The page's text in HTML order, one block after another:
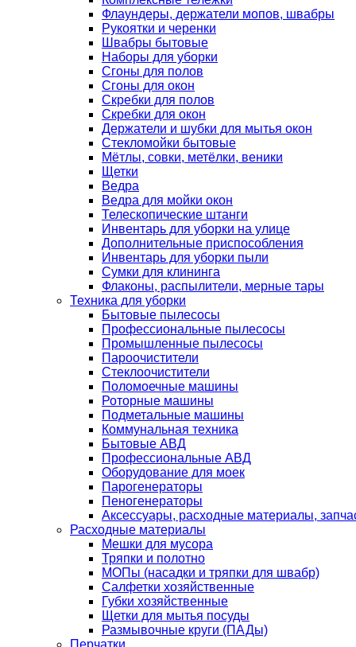
Флаундеры, держатели мопов, швабры
Рукоятки и черенки
Швабры бытовые
Наборы для уборки
Сгоны для полов
Сгоны для окон
Скребки для полов
Скребки для окон
Держатели и шубки для мытья окон
Стекломойки бытовые
Мётлы, совки, метёлки, веники
Щетки
Ведра
Ведра для мойки окон
Телескопические штанги
Инвентарь для уборки на улице
Дополнительные приспособления
Инвентарь для уборки пыли
Сумки для клининга
Флаконы, распылители, мерные тары
Техника для уборки
Бытовые пылесосы
Профессиональные пылесосы
Промышленные пылесосы
Пароочистители
Стеклоочистители
Поломоечные машины
Роторные машины
Подметальные машины
Коммунальная техника
Бытовые АВД
Профессиональные АВД
Оборудование для моек
Парогенераторы
Пеногенераторы
Аксессуары, расходные материалы,
Расходные материалы
Мешки для мусора
Тряпки и полотно
МОПы (насадки и тряпки для швабр)
Салфетки хозяйственные
Губки хозяйственные
Щетки для мытья посуды
Размывочные круги (ПАДы)
Перчатки